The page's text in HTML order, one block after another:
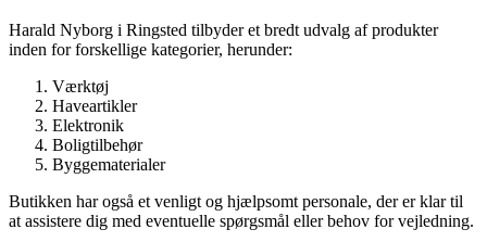
Harald Nyborg i Ringsted tilbyder et bredt udvalg af produkter
inden for forskellige kategorier, herunder:
Værktøj
Haveartikler
Elektronik
Boligtilbehør
Byggematerialer
Butikken har også et venligt og hjælpsomt personale, der er klar til
at assistere dig med eventuelle spørgsmål eller behov for vejledning.